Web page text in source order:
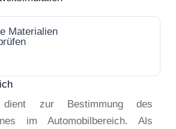
Materialien
zur Bestimmung des
im Automobilbereich. Als